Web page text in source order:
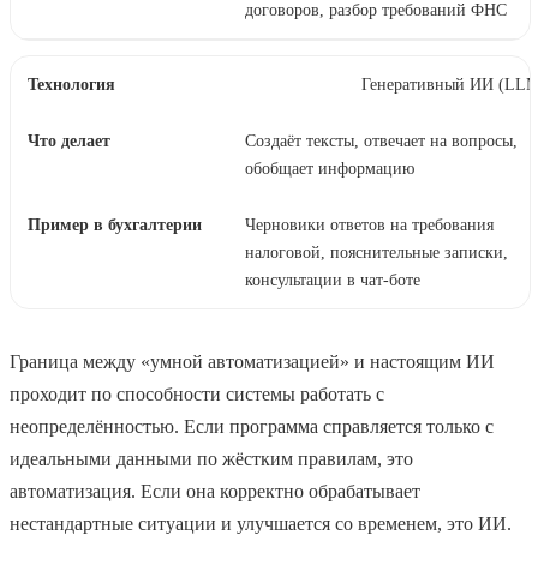
договоров, разбор требований ФНС
Генеративный ИИ
Создаёт тексты, отвечает на вопросы,
обобщает информацию
Черновики ответов на требования
налоговой, пояснительные записки,
консультации в чат-боте
Граница между «умной автоматизацией» и настоящим ИИ
проходит по способности системы работать с
неопределённостью. Если программа справляется только с
идеальными данными по жёстким правилам, это
автоматизация. Если она корректно обрабатывает
нестандартные ситуации и улучшается со временем, это ИИ.